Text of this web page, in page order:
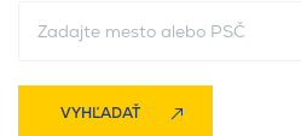
VYHĽADAŤ